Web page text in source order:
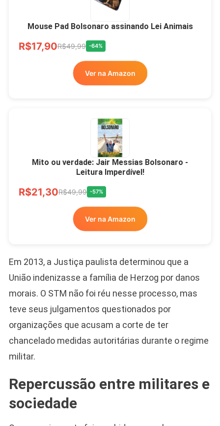
Mouse Pad Bolsonaro assinando Lei Animais
R$17,90R$49,99 -64%
Ver na Amazon
Mito ou verdade: Jair Messias Bolsonaro -
Leitura Imperdível!
R$21,30R$49,99 -57%
Ver na Amazon
Em 2013, a Justiça paulista determinou que a
União indenizasse a família de Herzog por danos
morais. O STM não foi réu nesse processo, mas
teve seus julgamentos questionados por
organizações que acusam a corte de ter
chancelado medidas autoritárias durante o regime
militar.
Repercussão entre militares e
sociedade